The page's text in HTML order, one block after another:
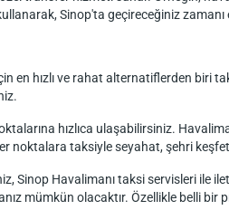
Sinop'ta geçireceğiniz
en hızlı ve rahat alternatiflerden biri
hızlıca ulaşabilirsiniz.
noktalara taksiyle seyahat, şehri
Sinop Havalimanı taksi servisleri
mümkün olacaktır. Özellikle belli bir